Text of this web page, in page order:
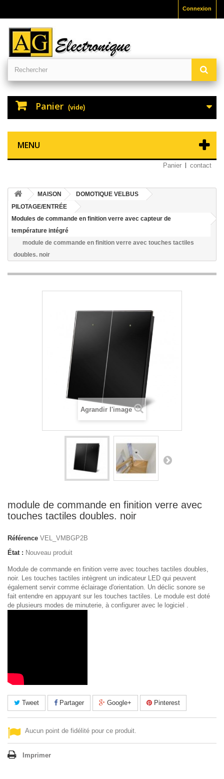
Connexion
Panier (vide)
MENU
Panier contact
MAISON
DOMOTIQUE VELBUS
PILOTAGE/ENTRÉE
Modules de commande en finition verre avec capteur de
température intégré
module de commande en finition verre avec touches tactiles
doubles. noir
Agrandir l'image
module de commande en finition verre avec
touches tactiles doubles. noir
Référence VEL_VMBGP2B
État : Nouveau produit
Module de commande en finition verre avec touches tactiles doubles,
noir. Les touches tactiles intègrent un indicateur LED qui peuvent
également servir comme éclairage d'orientation. Un déclic sonore se
fait entendre en appuyant sur les touches tactiles. Le module est doté
de plusieurs modes de minuterie, à configurer avec le logiciel .
Tweet Partager Google+ Pinterest
Aucun point de fidélité pour ce produit.
Imprimer